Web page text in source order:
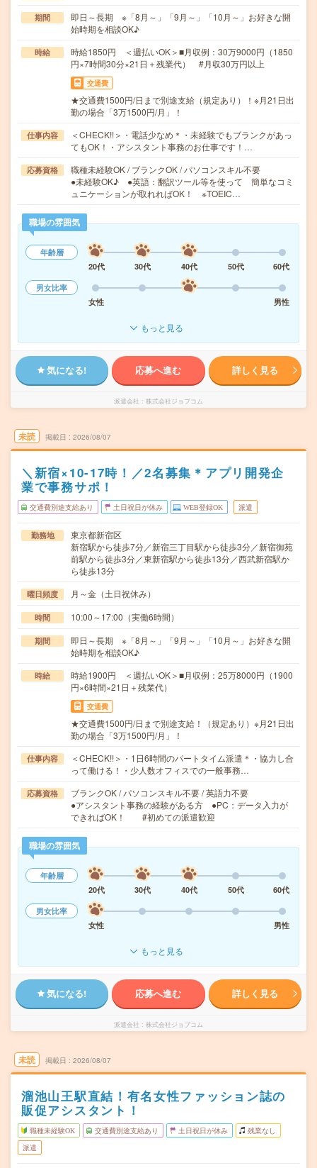
期間
即日～長期 ※「8月～」「9月～」「10月～」お好きな開
始時期を相談OK♪
時給
時給1850円 ＜週払いOK＞■月収例：30万9000円（1850
円×7時間30分×21日＋残業代） #月収30万円以上
交通費
★交通費1500円/日まで別途支給（規定あり）！※月21日出
勤の場合「3万1500円/月」！
仕事内容
＜CHECK!!＞・電話少なめ＊・未経験でもブランクがあっ
てもOK！・アシスタント事務のお仕事です！…
応募資格
職種未経験OK / ブランクOK / パソコンスキル不要
●未経験OK♪ ●英語：翻訳ツール等を使って 簡単なコミ
ュニケーションが取れればOK！ ※TOEIC…
職場の雰囲気
年齢層
20代
30代 40代 50代
60代
男女比率
女性
男性
もっと見る
気になる! 応募へ進む 詳しく見る
派遣会社 株式会社ジョブコム
未読 掲載日 2026/08/07
＼新宿×10-17時！／2名募集＊アプリ開発企
業で事務サポ！
交通費別途支給あり 土日祝日が休み WEB登録OK 派遣
勤務地
東京都新宿区
新宿駅から徒歩7分／新宿三丁目駅から徒歩3分／新宿御苑
前駅から徒歩3分／東新宿駅から徒歩13分／西武新宿駅か
ら徒歩13分
曜日頻度 月～金（土日祝休み）
時間 10:00～17:00（実働6時間）
期間
即日～長期 ※「8月～」「9月～」「10月～」お好きな開
始時期を相談OK♪
時給
時給1900円 ＜週払いOK＞■月収例：25万8000円（1900
円×6時間×21日＋残業代）
交通費
★交通費1500円/日まで別途支給！（規定あり）※月21日出
勤の場合「3万1500円/月」！
仕事内容
＜CHECK!!＞・1日6時間のパートタイム派遣＊・協力し合
って働ける！・少人数オフィスでの一般事務…
応募資格
ブランクOK / パソコンスキル不要 / 英語力不要
●アシスタント事務の経験がある方 ●PC：データ入力が
できればOK！ #初めての派遣歓迎
職場の雰囲気
年齢層
20代
30代 40代 50代
60代
男女比率
女性
男性
もっと見る
気になる! 応募へ進む 詳しく見る
派遣会社 株式会社ジョブコム
未読 掲載日 2026/08/07
溜池山王駅直結！有名女性ファッション誌の
販促アシスタント！
職種未経験OK 交通費別途支給あり 土日祝日が休み 残業なし
派遣